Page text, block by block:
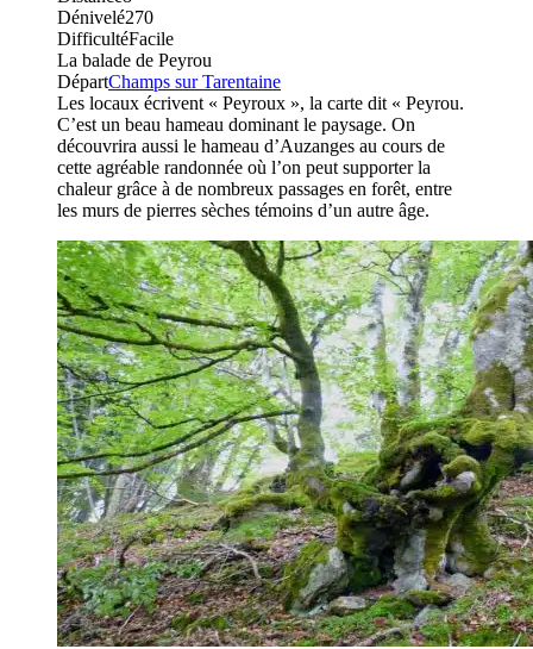
Dénivelé270
DifficultéFacile
La balade de Peyrou
DépartChamps sur Tarentaine
Les locaux écrivent « Peyroux », la carte dit « Peyrou.
C’est un beau hameau dominant le paysage. On
découvrira aussi le hameau d’Auzanges au cours de
cette agréable randonnée où l’on peut supporter la
chaleur grâce à de nombreux passages en forêt, entre
les murs de pierres sèches témoins d’un autre âge.